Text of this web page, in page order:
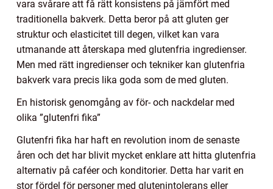
vara svårare att få rätt konsistens på jämfört med
traditionella bakverk. Detta beror på att gluten ger
struktur och elasticitet till degen, vilket kan vara
utmanande att återskapa med glutenfria ingredienser.
Men med rätt ingredienser och tekniker kan glutenfria
bakverk vara precis lika goda som de med gluten.
En historisk genomgång av för- och nackdelar med
olika ”glutenfri fika”
Glutenfri fika har haft en revolution inom de senaste
åren och det har blivit mycket enklare att hitta glutenfria
alternativ på caféer och konditorier. Detta har varit en
stor fördel för personer med glutenintolerans eller